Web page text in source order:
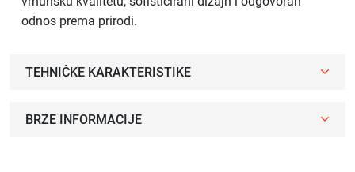
odnos prema prirodi.
TEHNIČKE KARAKTERISTIKE
BRZE INFORMACIJE